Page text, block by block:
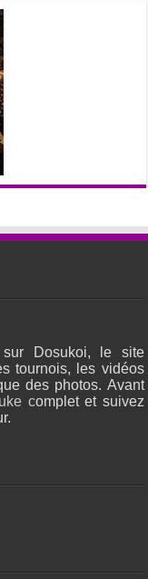
sur Dosukoi, le site
tournois, les vidéos
des photos. Avant
complet et suivez